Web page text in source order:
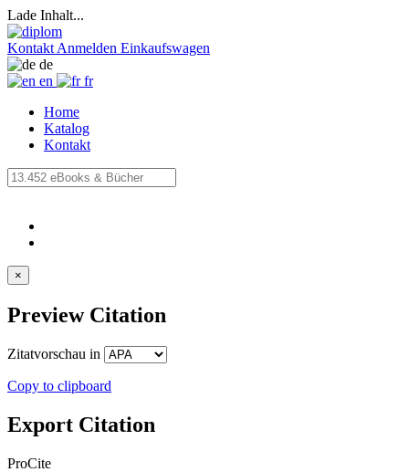
Lade Inhalt...
Kontakt Anmelden Einkaufswagen
de
en
fr
Home
Katalog
Kontakt
×
Preview Citation
Zitatvorschau in
Copy to clipboard
Export Citation
ProCite